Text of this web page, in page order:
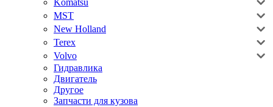
Komatsu
MST
New Holland
Terex
Volvo
Гидравлика
Двигатель
Другое
Запчасти для кузова